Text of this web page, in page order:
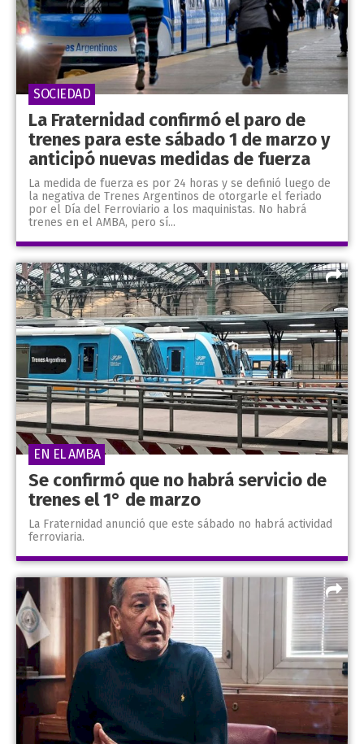
La Fraternidad confirmó el paro de
trenes para este sábado 1 de marzo y
anticipó nuevas medidas de fuerza
La medida de fuerza es por 24 horas y se definió luego de
la negativa de Trenes Argentinos de otorgarle el feriado
por el Día del Ferroviario a los maquinistas. No habrá
trenes en el AMBA, pero sí...
SOCIEDAD
Se confirmó que no habrá servicio de
trenes el 1° de marzo
La Fraternidad anunció que este sábado no habrá actividad
ferroviaria.
EN EL AMBA